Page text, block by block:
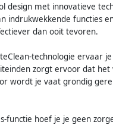
design met innovatieve
indrukwekkende functies
dan ooit tevoren.
technologie ervaar
zorgt ervoor dat
wordt je vaat grondig
functie hoef je je geen